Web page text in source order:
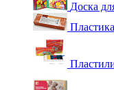
Доска